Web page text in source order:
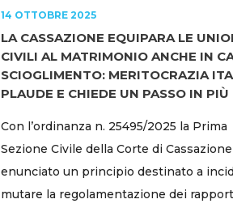
14 OTTOBRE 2025
LA CASSAZIONE EQUIPARA LE
CIVILI AL MATRIMONIO ANCHE IN
SCIOGLIMENTO: MERITOCRAZIA
PLAUDE E CHIEDE UN PASSO IN PIÙ
Con l’ordinanza n. 25495/2025 la Prima
Sezione Civile della Corte di
enunciato un principio destinato a
mutare la regolamentazione dei